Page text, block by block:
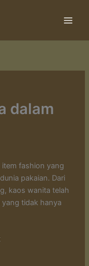
dalam
item fashion yang
pakaian. Dari
kaos wanita telah
tidak hanya